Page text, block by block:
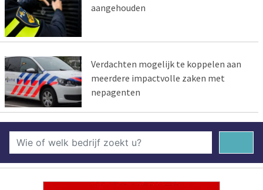
aangehouden
Verdachten mogelijk te koppelen aan
meerdere impactvolle zaken met
nepagenten